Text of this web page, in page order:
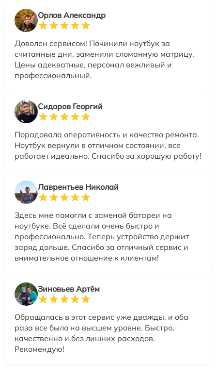
Орлов Александр
Доволен сервисом! Починили ноутбук за
считанные дни, заменили сломанную матрицу.
Цены адекватные, персонал вежливый и
профессиональный.
Сидоров Георгий
Порадовала оперативность и качество ремонта.
Ноутбук вернули в отличном состоянии, все
работает идеально. Спасибо за хорошую работу!
Лаврентьев Николай
Здесь мне помогли с заменой батареи на
ноутбуке. Всё сделали очень быстро и
профессионально. Теперь устройство держит
заряд дольше. Спасибо за отличный сервис и
внимательное отношение к клиентам!
Зиновьев Артём
Обращалась в этот сервис уже дважды, и оба
раза все было на высшем уровне. Быстро,
качественно и без лишних расходов.
Рекомендую!